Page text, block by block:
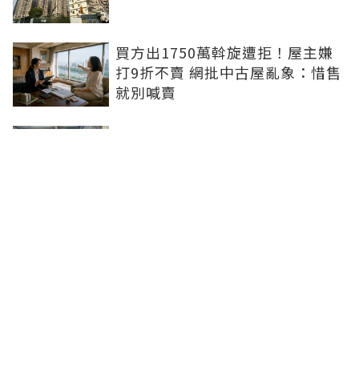
買方出1750萬斡旋遭拒！屋主嫌
打9折不賣 網批中古屋亂象：惜售
就別喊賣